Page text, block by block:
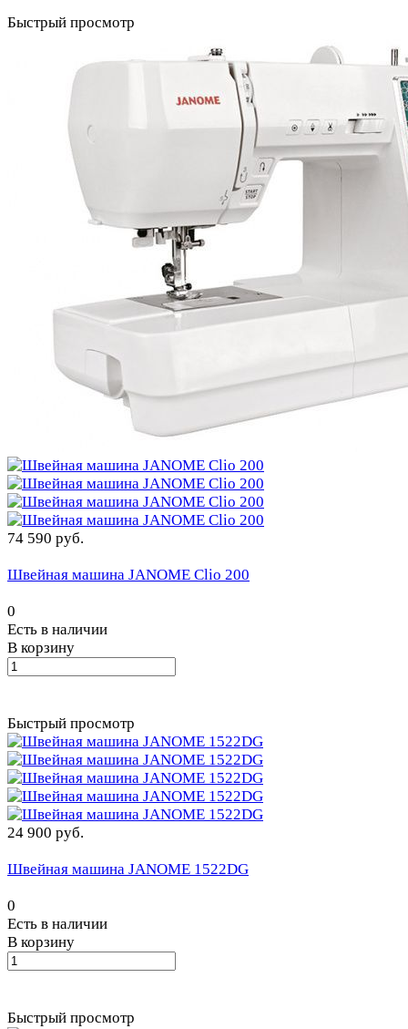
Быстрый просмотр
74 590 руб.
Швейная машина JANOME Clio 200
0
Есть в наличии
В корзину
Быстрый просмотр
24 900 руб.
Швейная машина JANOME 1522DG
0
Есть в наличии
В корзину
Быстрый просмотр